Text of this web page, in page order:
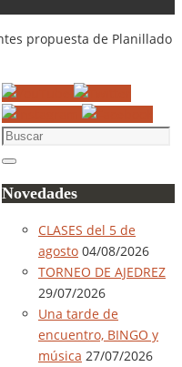
propuesta de Planillado
Buscar:
Buscar
Novedades
CLASES del 5 de
agosto 04/08/2026
TORNEO DE AJEDREZ
29/07/2026
Una tarde de
encuentro, BINGO y
música 27/07/2026